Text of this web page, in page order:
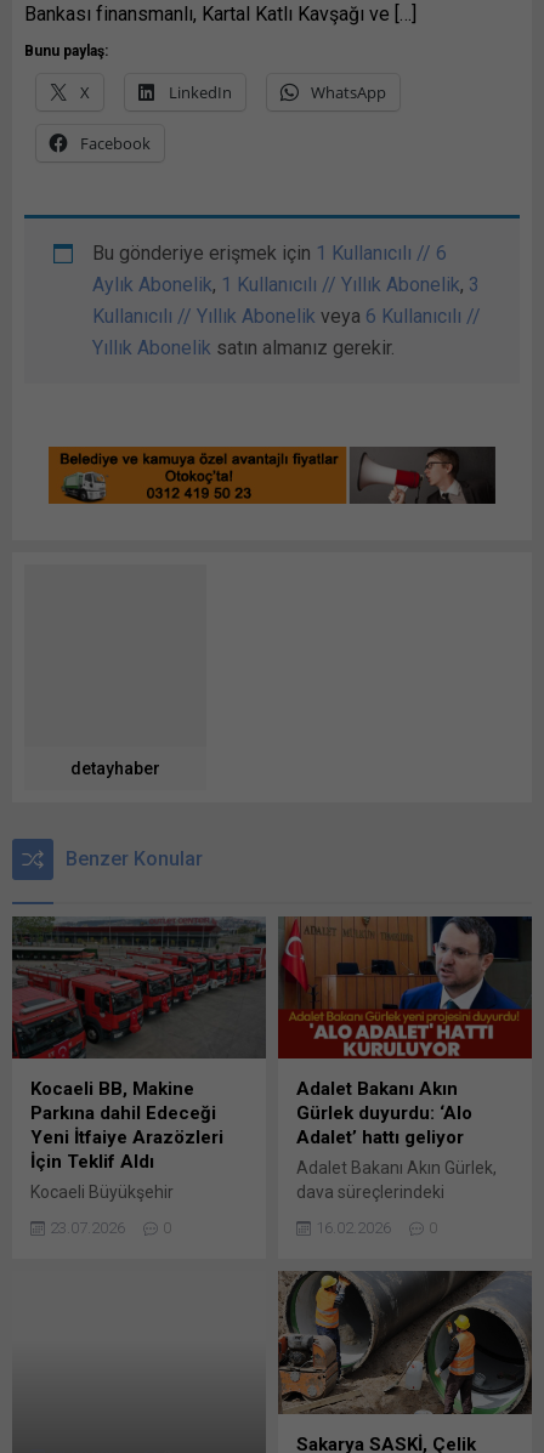
Bankası finansmanlı, Kartal Katlı Kavşağı ve […]
Bunu paylaş:
X LinkedIn WhatsApp
Facebook
Bu gönderiye erişmek için 1 Kullanıcılı // 6
Aylık Abonelik, 1 Kullanıcılı // Yıllık Abonelik, 3
Kullanıcılı // Yıllık Abonelik veya 6 Kullanıcılı //
Yıllık Abonelik satın almanız gerekir.
detayhaber
Benzer Konular
Kocaeli BB, Makine
Parkına dahil Edeceği
Yeni İtfaiye Arazözleri
İçin Teklif Aldı
Kocaeli Büyükşehir
Belediyesi İtfaiye Dairesi
Başkanlığı – İtfaiye İdare
23.07.2026 0
Adalet Bakanı Akın
Gürlek duyurdu: ‘Alo
Adalet’ hattı geliyor
Adalet Bakanı Akın Gürlek,
dava süreçlerindeki
gecikmelere ilişkin
şikâyetlerin
“Alo adalet” hattının devreye
alınacağını duyurdu. Adalet
Bakanı Akın Gürlek, dava
süreçlerindeki gecikmelere
ilişkin şikâyetlerin
değerlendirilmesi için “Alo
adalet” hattının devreye
16.02.2026 0
Sakarya SASKİ, Çelik